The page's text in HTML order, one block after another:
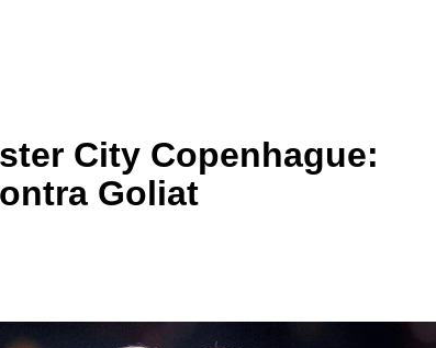
City Copenhague:
Goliat